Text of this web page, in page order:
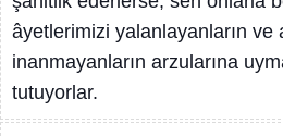
âyetlerimizi yalanlayanların ve
inanmayanların arzularına
tutuyorlar.